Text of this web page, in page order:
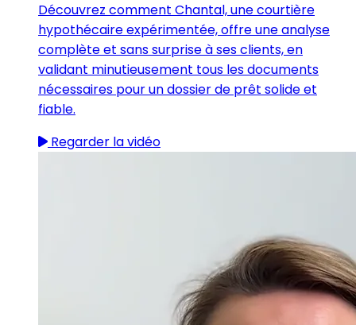
Découvrez comment Chantal, une courtière
hypothécaire expérimentée, offre une analyse
complète et sans surprise à ses clients, en
validant minutieusement tous les documents
nécessaires pour un dossier de prêt solide et
fiable.
Regarder la vidéo